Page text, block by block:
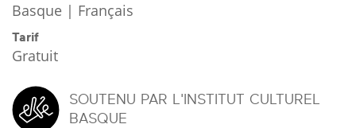
Basque | Français
Tarif
Gratuit
SOUTENU PAR L'INSTITUT CULTUREL
BASQUE